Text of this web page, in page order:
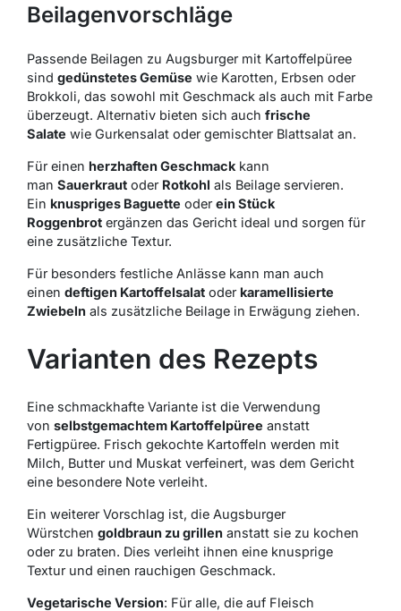
Beilagenvorschläge
Passende Beilagen zu Augsburger mit Kartoffelpüree
sind gedünstetes Gemüse wie Karotten, Erbsen oder
Brokkoli, das sowohl mit Geschmack als auch mit Farbe
überzeugt. Alternativ bieten sich auch frische
Salate wie Gurkensalat oder gemischter Blattsalat an.
Für einen herzhaften Geschmack kann
man Sauerkraut oder Rotkohl als Beilage servieren.
Ein knuspriges Baguette oderein Stück
Roggenbrot ergänzen das Gericht ideal und sorgen für
eine zusätzliche Textur.
Für besonders festliche Anlässe kann man auch
einen deftigen Kartoffelsalat oder karamellisierte
Zwiebeln als zusätzliche Beilage in Erwägung ziehen.
Varianten des Rezepts
Eine schmackhafte Variante ist die Verwendung
von selbstgemachtem Kartoffelpüree anstatt
Fertigpüree. Frisch gekochte Kartoffeln werden mit
Milch, Butter und Muskat verfeinert, was dem Gericht
eine besondere Note verleiht.
Ein weiterer Vorschlag ist, die Augsburger
Würstchen goldbraun zu grillen anstatt sie zu kochen
oder zu braten. Dies verleiht ihnen eine knusprige
Textur und einen rauchigen Geschmack.
Vegetarische Version: Für alle, die auf Fleisch